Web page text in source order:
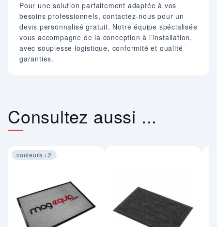
Pour une solution parfaitement adaptée à vos
besoins professionnels, contactez-nous pour un
devis personnalisé gratuit. Notre équipe spécialisée
vous accompagne de la conception à l’installation,
avec souplesse logistique, conformité et qualité
garanties.
Consultez aussi ...
couleurs +2